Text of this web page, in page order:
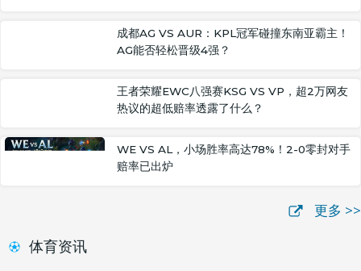
成都AG VS AUR：KPL冠军碰撞东南亚霸主！
AG能否轻松晋级4强？
王者荣耀EWC八强赛KSG VS VP，超2万网友
热议的超低赔率透露了什么？
WE VS AL，小场胜率高达78%！2-0零封对手
赔率已出炉
更多 >>
体育资讯